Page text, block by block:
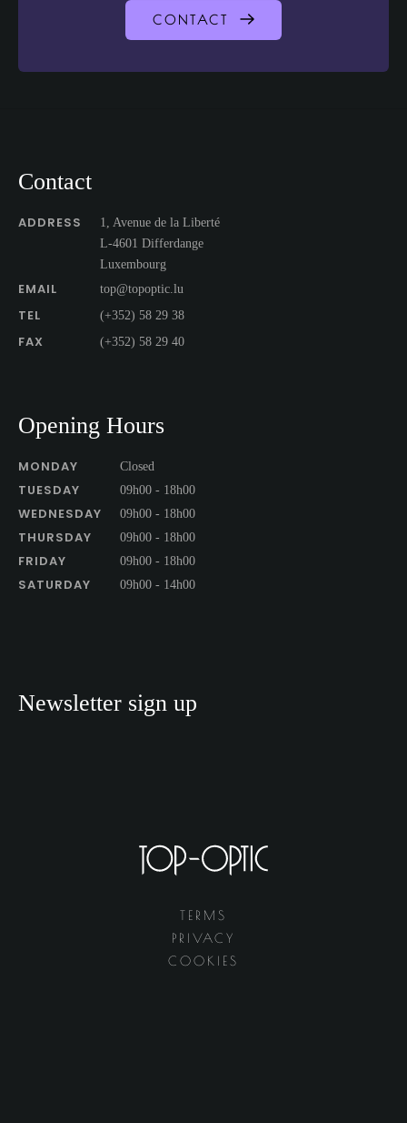
CONTACT
Contact
ADDRESS
1, Avenue de la Liberté
L-4601 Differdange
Luxembourg
EMAIL top@topoptic.lu
TEL (+352) 58 29 38
FAX (+352) 58 29 40
Opening Hours
MONDAY Closed
TUESDAY 09h00 - 18h00
WEDNESDAY 09h00 - 18h00
THURSDAY 09h00 - 18h00
FRIDAY 09h00 - 18h00
SATURDAY 09h00 - 14h00
Newsletter sign up
TERMS
PRIVACY
COOKIES